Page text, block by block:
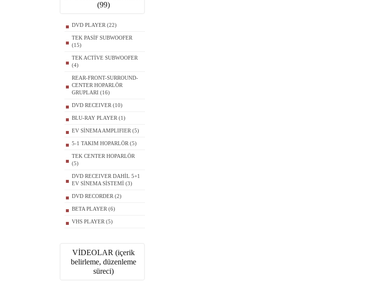
(99)
DVD PLAYER (22)
TEK PASİF SUBWOOFER
(15)
TEK ACTİVE SUBWOOFER
(4)
REAR-FRONT-SURROUND-
CENTER HOPARLÖR
GRUPLARI (16)
DVD RECEIVER (10)
BLU-RAY PLAYER (1)
EV SİNEMA AMPLIFIER (5)
5-1 TAKIM HOPARLÖR (5)
TEK CENTER HOPARLÖR
(5)
DVD RECEIVER DAHİL 5+1
EV SİNEMA SİSTEMİ (3)
DVD RECORDER (2)
BETA PLAYER (6)
VHS PLAYER (5)
VİDEOLAR (içerik
belirleme, düzenleme
süreci)